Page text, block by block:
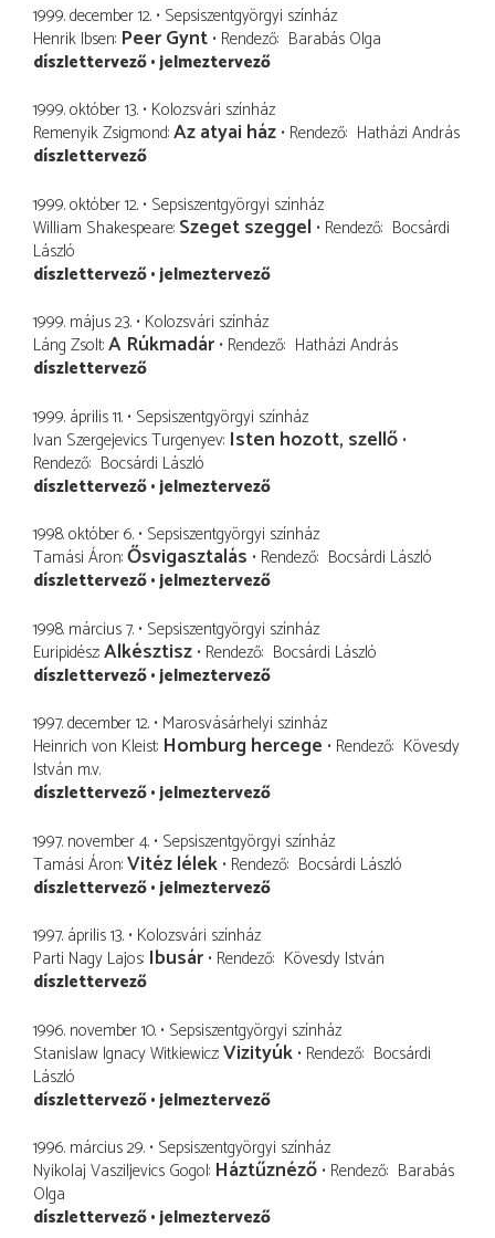
1999. december 12. Sepsiszentgyörgyi színház
Henrik Ibsen Peer Gynt Rendező Barabás Olga
díszlettervező jelmeztervező
1999. október 13. Kolozsvári színház
Remenyik Zsigmond Az atyai ház Rendező Hatházi András
díszlettervező
1999. október 12. Sepsiszentgyörgyi színház
William Shakespeare Szeget szeggel Rendező Bocsárdi
László
díszlettervező jelmeztervező
1999. május 23. Kolozsvári színház
Láng Zsolt A Rúkmadár Rendező Hatházi András
díszlettervező
1999. április 11. Sepsiszentgyörgyi színház
Ivan Szergejevics Turgenyev Isten hozott, szellő
Rendező Bocsárdi László
díszlettervező jelmeztervező
1998. október 6. Sepsiszentgyörgyi színház
Tamási Áron Ősvigasztalás Rendező Bocsárdi László
díszlettervező jelmeztervező
1998. március 7. Sepsiszentgyörgyi színház
Euripidész Alkésztisz Rendező Bocsárdi László
díszlettervező jelmeztervező
1997. december 12. Marosvásárhelyi szinház
Heinrich von Kleist Homburg hercege Rendező Kövesdy
István m.v.
díszlettervező jelmeztervező
1997. november 4. Sepsiszentgyörgyi színház
Tamási Áron Vitéz lélek Rendező Bocsárdi László
díszlettervező jelmeztervező
1997. április 13. Kolozsvári színház
Parti Nagy Lajos Ibusár Rendező Kövesdy István
díszlettervező
1996. november 10. Sepsiszentgyörgyi színház
Stanislaw Ignacy Witkiewicz Vizityúk Rendező Bocsárdi
László
díszlettervező jelmeztervező
1996. március 29. Sepsiszentgyörgyi színház
Nyikolaj Vasziljevics Gogol Háztűznéző Rendező Barabás
Olga
díszlettervező jelmeztervező